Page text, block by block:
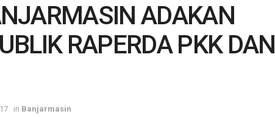
ADAKAN
RAPERDA PKK DAN
in Banjarmasin